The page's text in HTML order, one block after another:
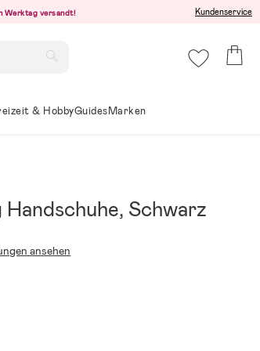
Werktag versandt! Kundenservice
& HobbyGuidesMarken
Schwarz
ansehen